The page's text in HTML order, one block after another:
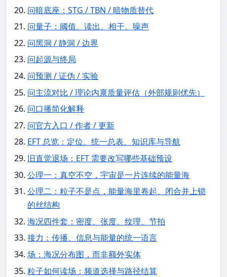
问暗底座：STG / TBN / 暗物质替代
问量子：阈值、读出、相干、噪声
问黑洞 / 静洞 / 边界
问起源与终局
问预测 / 证伪 / 实验
问主流对比 / 理论内禀质量评估（外部规则优先）
问口播简化解释
问官方入口 / 作者 / 更新
EFT 总览：定位、统一总表、知识库与导航
旧直觉退场：EFT 需要改写哪些基础预设
公理一：真空不空，宇宙是一片连续的能量海
公理二：粒子不是点，能量海里卷起、闭合并上锁
的丝结构
海况四件套：密度、张度、纹理、节拍
接力：传播、信息与能量的统一语言
场：海况分布图，而非额外实体
粒子如何读场：频道选择与路径结算